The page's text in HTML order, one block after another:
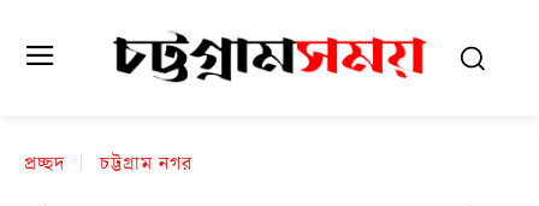
প্রচ্ছদ চট্টগ্রাম নগর